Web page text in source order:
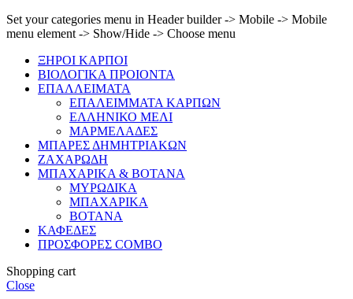
Set your categories menu in Header builder -> Mobile -> Mobile
menu element -> Show/Hide -> Choose menu
ΞΗΡΟΙ ΚΑΡΠΟΙ
ΒΙΟΛΟΓΙΚΑ ΠΡΟΙΟΝΤΑ
ΕΠΑΛΛΕΙΜΑΤΑ
ΕΠΑΛΕΙΜΜΑΤΑ ΚΑΡΠΩΝ
ΕΛΛΗΝΙΚΟ ΜΕΛΙ
ΜΑΡΜΕΛΑΔΕΣ
ΜΠΑΡΕΣ ΔΗΜΗΤΡΙΑΚΩΝ
ΖΑΧΑΡΩΔΗ
ΜΠΑΧΑΡΙΚΑ & ΒΟΤΑΝΑ
ΜΥΡΩΔΙΚΑ
ΜΠΑΧΑΡΙΚΑ
ΒΟΤΑΝΑ
ΚΑΦΕΔΕΣ
ΠΡΟΣΦΟΡΕΣ COMBO
Shopping cart
Close